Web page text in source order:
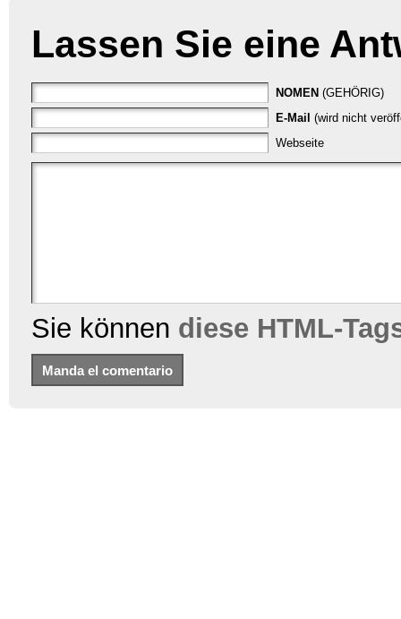
Lassen Sie eine
NOMEN (GEHÖRIG)
E-Mail (wird nicht
Webseite
Sie können diese HTML-